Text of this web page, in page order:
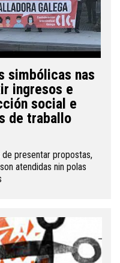
simbólicas nas
ingresos e
social e
de traballo
presentar propostas,
atendidas nin polas